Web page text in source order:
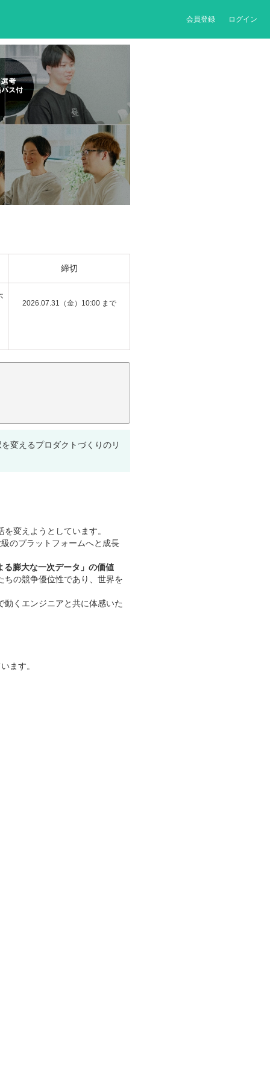
ログイン
会員登録
締切
2026.07.31（金）10:00 まで
変えるプロダクトづくりのリ
変えようとしています。
のプラットフォームへと成長
る膨大な一次データ」の価値
ちの競争優位性であり、世界を
くエンジニアと共に体感いた
ます。